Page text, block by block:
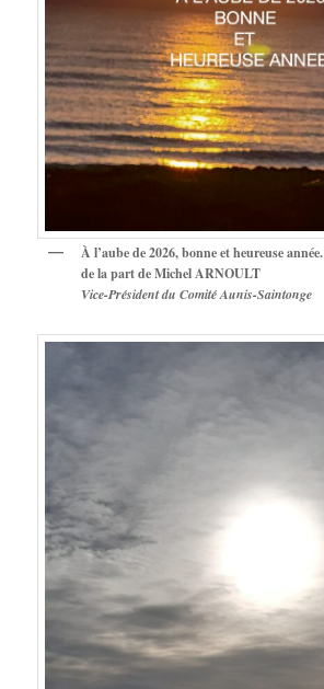
À l’aube de 2026, bonne et heureuse année.
de la part de Michel ARNOULT
Vice-Président du Comité Aunis-Saintonge